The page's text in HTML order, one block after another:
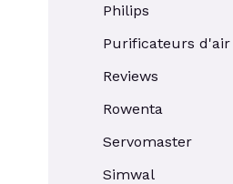
Philips
Purificateurs d'air
Reviews
Rowenta
Servomaster
Simwal